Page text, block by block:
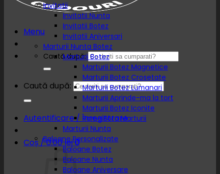
Menu
Caută după:
Caută după:
Autentificare / Înregistrare
Coș /0.00lei0
Invitatii
Invitatii Nunta
Invitatii Botez
Invitatii Aniversari
Marturii Nunta Botez
Marturii Botez
Marturii Botez Magnetice
Marturii Botez Crosetate
Marturii Botez Lumanari
Marturii Aprinde-ma la tort
Marturii Botez Iconite
Rame Foto Marturii
Marturii Nunta
Baloane Personalizate
Baloane Botez
Baloane Nunta
Baloane Aniversare